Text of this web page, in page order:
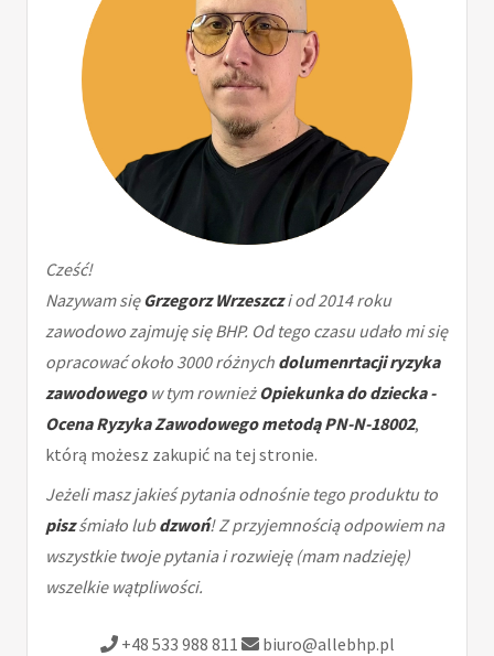
Cześć!
Nazywam sięGrzegorz Wrzeszczi od 2014 roku
zawodowo zajmuję się BHP. Od tego czasu udało mi się
opracować około 3000 różnych dolumenrtacji ryzyka
zawodowegow tym rownieżOpiekunka do dziecka -
Ocena Ryzyka Zawodowego metodą PN-N-18002,
którą możesz zakupić na tej stronie.
Jeżeli masz jakieś pytania odnośnie tego produktu to
piszśmiało lubdzwoń! Z przyjemnością odpowiem na
wszystkie twoje pytania i rozwieję (mam nadzieję)
wszelkie wątpliwości.
+48 533 988 811 biuro@allebhp.pl